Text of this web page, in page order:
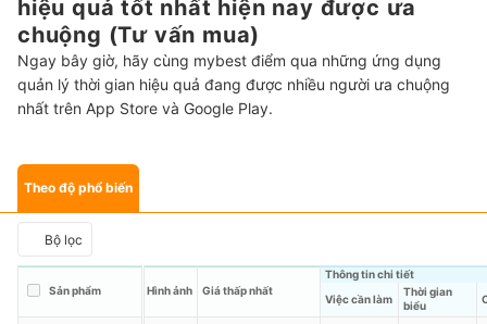
hiệu quả tốt nhất hiện nay được ưa
chuộng (Tư vấn mua)
Ngay bây giờ, hãy cùng mybest điểm qua những ứng dụng
quản lý thời gian hiệu quả đang được nhiều người ưa chuộng
nhất trên App Store và Google Play.
Theo độ phổ biến
Bộ lọc
Sản phẩm Hình ảnh Giá thấp nhất
Thông tin chi tiết
Việc cần làm
Thời gian
biểu